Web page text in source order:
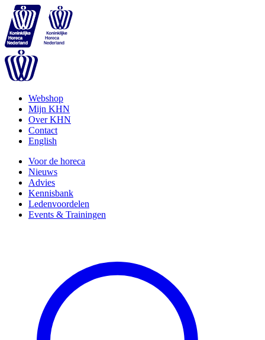
Webshop
Mijn KHN
Over KHN
Contact
English
Voor de horeca
Nieuws
Advies
Kennisbank
Ledenvoordelen
Events & Trainingen